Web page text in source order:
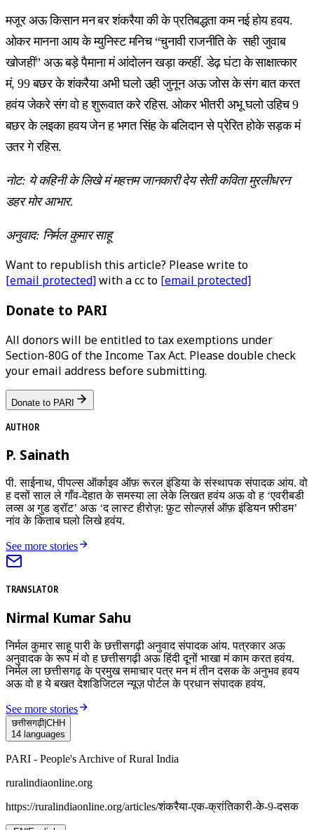
मजूर अऊ किसान मन बर शंकरैया की के प्रतिबद्धता कम नई होय हवय.
ओकर मानना आय के म्युनिस्ट मनिच “चुनावी राजनीति के सही जुवाब
खोजहीं” अऊ बड़े पैमाना मं आंदोलन खड़ा करहीं. डेढ़ घंटा के साक्षात्कार
मं, 99 बछर के शंकरैया अभी घलो उही जुनून अऊ जोस के संग बात करत
हवंय जेकरे संग वो ह शुरूवात करे रहिस. ओकर भीतरी अभू घलो उहिच 9
बछर के लइका हवय जेन ह भगत सिंह के बलिदान से प्रेरित होके सड़क मं
उतर गे रहिस.
नोट: ये कहिनी के लिखे मं महत्तम जानकारी देय सेती कविता मुरलीधरन
डहर मोर आभार.
अनुवाद: निर्मल कुमार साहू
Want to republish this article? Please write to
[email protected]with a cc to [email protected]
Donate to PARI
All donors will be entitled to tax exemptions under
Section-80G of the Income Tax Act. Please double check
your email address before submitting.
Donate to PARI
AUTHOR
P. Sainath
पी. साईनाथ, पीपल्स ऑर्काइव ऑफ़ रूरल इंडिया के संस्थापक संपादक आंय. वो
ह दसों साल ले गाँव-देहात के समस्या ला लेके लिखत हवंय अऊ वो ह ‘एवरीबडी
लव्स अ गुड ड्रॉट’ अऊ ‘द लास्ट हीरोज़: फ़ुट सोल्ज़र्स ऑफ़ इंडियन फ़्रीडम’
नांव के किताब घलो लिखे हवंय.
See more stories
TRANSLATOR
Nirmal Kumar Sahu
निर्मल कुमार साहू पारी के छत्तीसगढ़ी अनुवाद संपादक आंय. पत्रकार अऊ
अनुवादक के रूप मं वो ह छत्तीसगढ़ी अऊ हिंदी दूनों भाखा मं काम करत हवंय.
निर्मल ला छत्तीसगढ़ के प्रमुख समाचार पत्र मन मं तीन दसक के अनुभव हवय
अऊ वो ह ये बखत देशडिजिटल न्यूज़ पोर्टल के प्रधान संपादक हवंय.
See more stories
छत्तीसगढ़ी|CHH
14 languages
PARI - People's Archive of Rural India
ruralindiaonline.org
https://ruralindiaonline.org/articles/शंकरैया-एक-क्रांतिकारी-के-9-दसक